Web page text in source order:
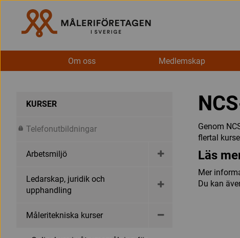
Om oss Medlemskap
KURSER
Telefonutbildningar
Arbetsmiljö
Ledarskap, juridik och
upphandling
Måleritekniska kurser
Genom
flertal
Läs
Mer
Du kan